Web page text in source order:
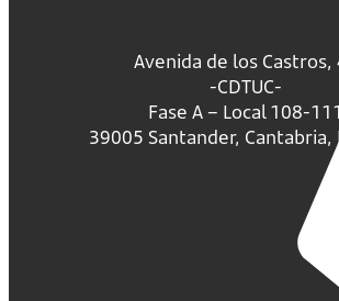
Avenida de los Castros,
-CDTUC-
Fase A – Local 108-111
39005 Santander, Cantabria,